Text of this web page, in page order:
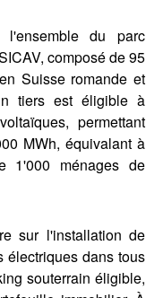
l'ensemble du parc
composé de 95
Suisse romande et
tiers est éligible à
permettant
MWh, équivalant à
1'000 ménages de
sur l'installation de
électriques dans tous
souterrain éligible,